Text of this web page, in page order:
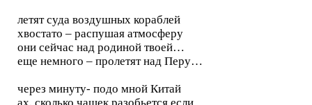
летят суда воздушных кораблей
хвостато – распушая атмосферу
они сейчас над родиной твоей…
еще немного – пролетят над Перу…
через минуту- подо мной Китай